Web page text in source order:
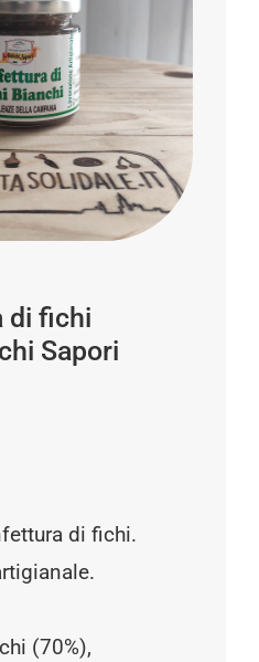
di fichi
Sapori
di fichi.
(70%),